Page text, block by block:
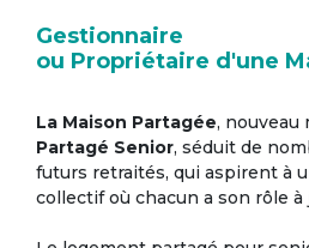
Gestionnaire
ou Propriétaire d'une
La Maison Partagée, nouveau
Partagé Senior, séduit de
futurs retraités, qui aspirent à
collectif où chacun a son rôle à